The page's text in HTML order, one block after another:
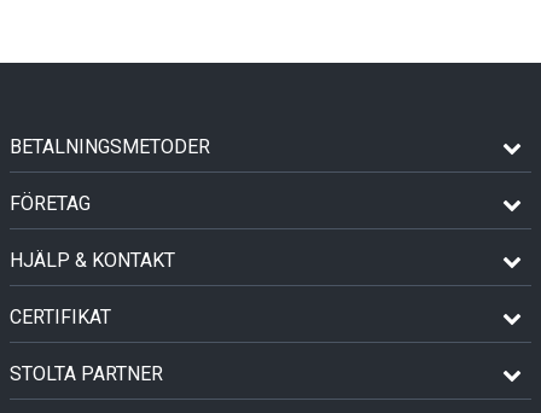
BETALNINGSMETODER
FÖRETAG
HJÄLP & KONTAKT
CERTIFIKAT
STOLTA PARTNER